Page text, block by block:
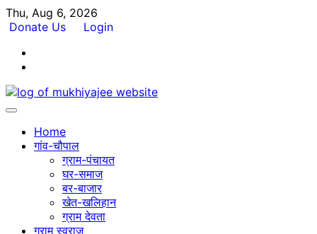
Skip
to
Thu, Aug 6, 2026
Donate Us
Login
Home
गांव-चौपाल
ग्राम-पंचायत
घर-समाज
बर-बाजार
खेत-खलिहान
ग्राम देवता
ग्राम स्वराज